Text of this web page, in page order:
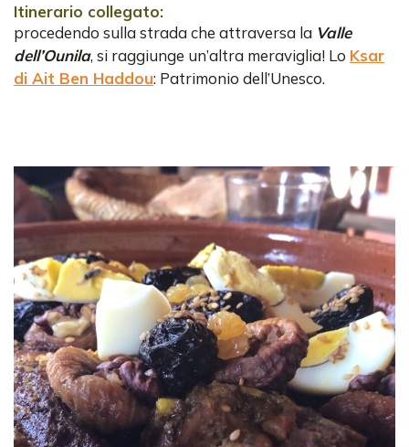
Itinerario collegato:
procedendo sulla strada che attraversa la Valle
dell’Ounila, si raggiunge un’altra meraviglia! Lo Ksar
di Ait Ben Haddou: Patrimonio dell’Unesco.